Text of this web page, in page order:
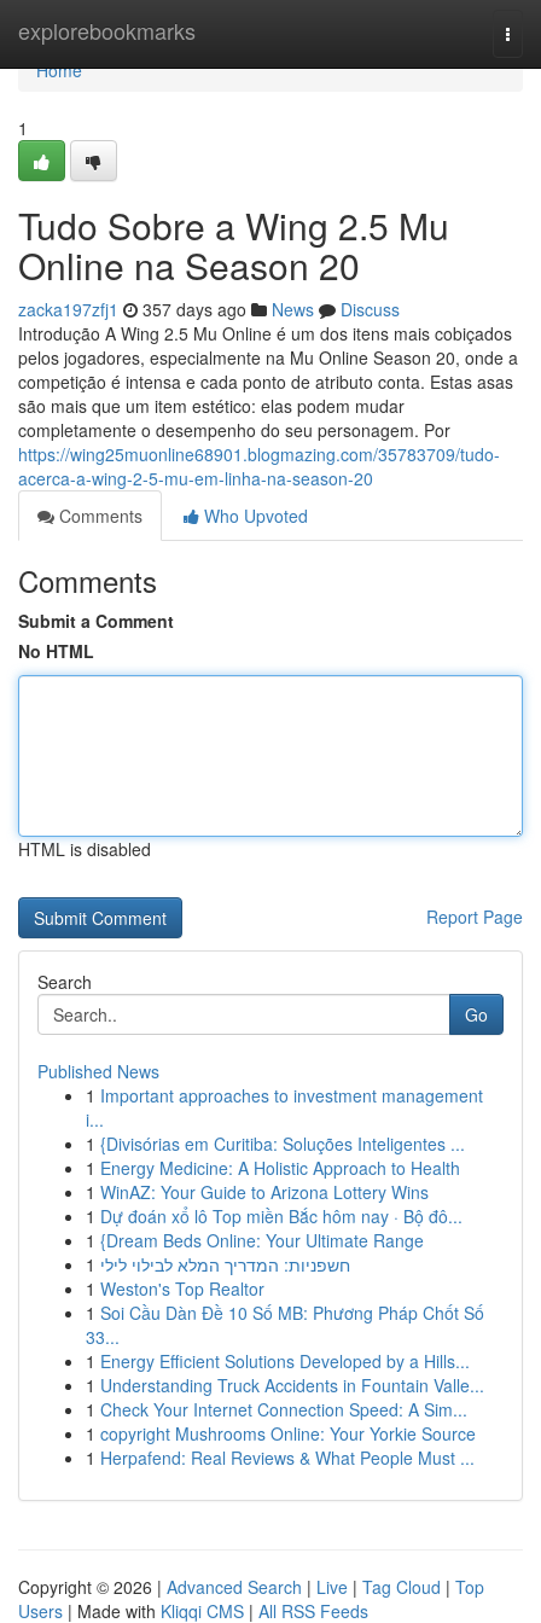
explorebookmarks
Home
Home
1
Tudo Sobre a Wing 2.5 Mu
Online na Season 20
zacka197zfj1 357 days ago News
Discuss
Introdução A Wing 2.5 Mu Online é um dos itens mais cobiçados
pelos jogadores, especialmente na Mu Online Season 20, onde a
competição é intensa e cada ponto de atributo conta. Estas asas
são mais que um item estético: elas podem mudar
completamente o desempenho do seu personagem. Por
https://wing25muonline68901.blogmazing.com/35783709/tudo-
acerca-a-wing-2-5-mu-em-linha-na-season-20
Comments
Who Upvoted
Comments
Submit a Comment
No HTML
HTML is disabled
Report Page
Search
Go
Published News
1 Important approaches to investment management
i...
1 {Divisórias em Curitiba: Soluções Inteligentes ...
1 Energy Medicine: A Holistic Approach to Health
1 WinAZ: Your Guide to Arizona Lottery Wins
1 Dự đoán xổ lô Top miền Bắc hôm nay · Bộ đô...
1 {Dream Beds Online: Your Ultimate Range
1 חשפניות: המדריך המלא לבילוי לילי
1 Weston's Top Realtor
1 Soi Cầu Dàn Đề 10 Số MB: Phương Pháp Chốt Số
33...
1 Energy Efficient Solutions Developed by a Hills...
1 Understanding Truck Accidents in Fountain Valle...
1 Check Your Internet Connection Speed: A Sim...
1 copyright Mushrooms Online: Your Yorkie Source
1 Herpafend: Real Reviews & What People Must ...
Copyright © 2026 | Advanced Search | Live | Tag Cloud | Top
Users | Made with Kliqqi CMS | All RSS Feeds